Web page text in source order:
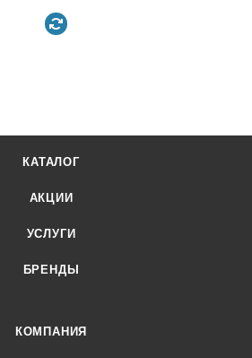
КАТАЛОГ
АКЦИИ
УСЛУГИ
БРЕНДЫ
КОМПАНИЯ